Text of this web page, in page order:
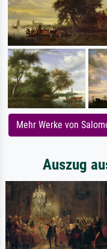
Mehr Werke von
Auszug